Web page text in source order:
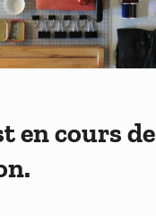
en cours de